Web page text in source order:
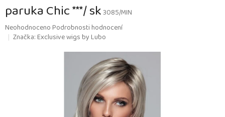
paruka Chic ***/ sk3085/MIN
Průměrné
hodnocení
NeohodnocenoPodrobnosti hodnocení
Značka:Exclusive wigs by Lubo